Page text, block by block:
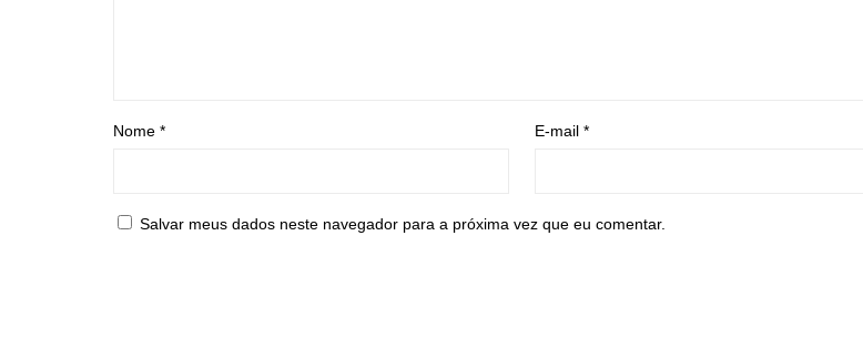
Nome * E-mail *
Salvar meus dados neste navegador para a próxima vez que eu comentar.